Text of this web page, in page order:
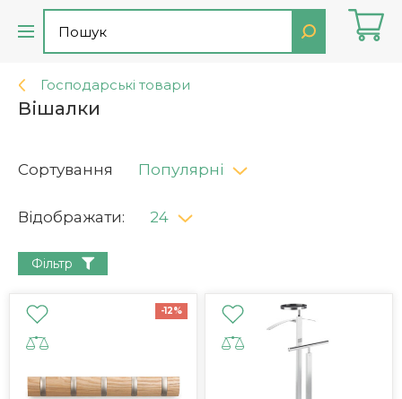
Господарські товари
Вішалки
Сортування Популярні
Відображати: 24
Фільтр
-12%